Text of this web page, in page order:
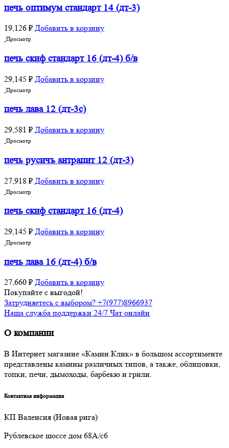
печь оптимум стандарт 14 (дт-3)
19,126 ₽ Добавить в корзину
Просмотр
печь скиф стандарт 16 (дт-4) б/в
29,145 ₽ Добавить в корзину
Просмотр
печь лава 12 (дт-3с)
29,581 ₽ Добавить в корзину
Просмотр
печь русичъ антрацит 12 (дт-3)
27,918 ₽ Добавить в корзину
Просмотр
печь скиф стандарт 16 (дт-4)
29,145 ₽ Добавить в корзину
Просмотр
печь лава 16 (дт-4) б/в
27,660 ₽ Добавить в корзину
Покупайте с выгодой!
Затрудняетесь с выбором? +7(977)8966937
Наша служба поддержки 24/7 Чат онлайн
О компании
В Интернет магазине «Камин.Клик» в большом ассортименте
представлены камины различных типов, а также, облицовки,
топки, печи, дымоходы, барбекю и грили.
Контактная информация
КП Валенсия (Новая рига)
Рублевское шоссе дом 68А/с6